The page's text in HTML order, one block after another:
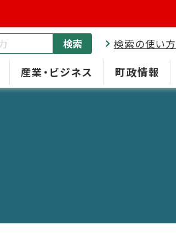
産業・ビジネス 町政情報
検索 検索の使い方